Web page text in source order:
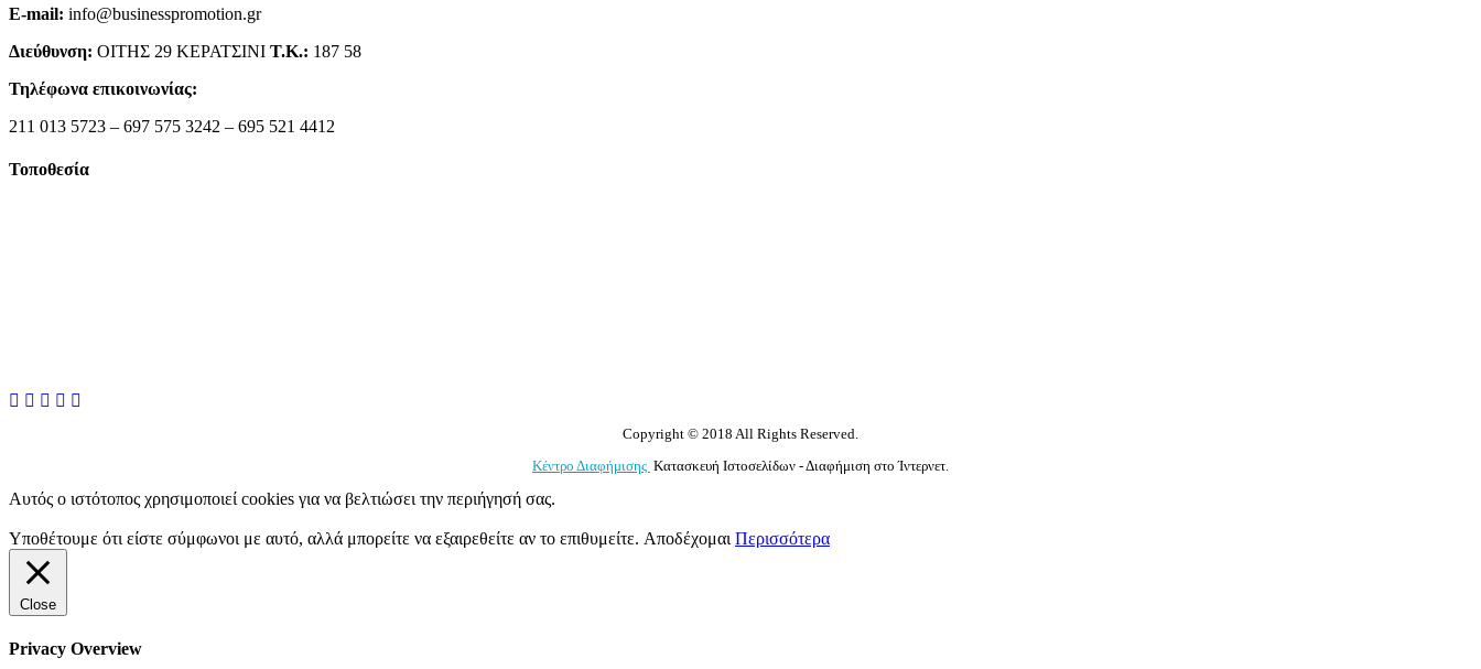
E-mail: info@businesspromotion.gr
Διεύθυνση: ΟΙΤΗΣ 29 ΚΕΡΑΤΣΙΝΙ Τ.Κ.: 187 58
Τηλέφωνα επικοινωνίας:
211 013 5723 – 697 575 3242 – 695 521 4412
Τοποθεσία
Copyright © 2018 All Rights Reserved.
Κέντρο Διαφήμισης Κατασκευή Ιστοσελίδων - Διαφήμιση στο Ίντερνετ.
Αυτός ο ιστότοπος χρησιμοποιεί cookies για να βελτιώσει την περιήγησή σας.
Υποθέτουμε ότι είστε σύμφωνοι με αυτό, αλλά μπορείτε να εξαιρεθείτε αν το επιθυμείτε. Αποδέχομαι Περισσότερα
Close
Privacy Overview